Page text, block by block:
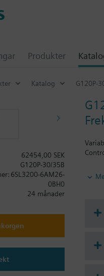
Produkter
Katalog G120P-
Vid
62454,00 SEK
G120P-30/35B
6SL3200-6AM26-
0BH0
24 månader